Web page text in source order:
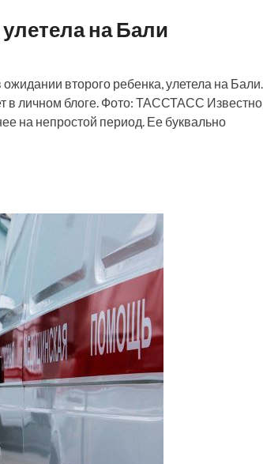
на Бали
второго ребенка, улетела на Бали.
в личном блоге. Фото: ТАССТАСС Известно,
на непростой период. Ее буквально